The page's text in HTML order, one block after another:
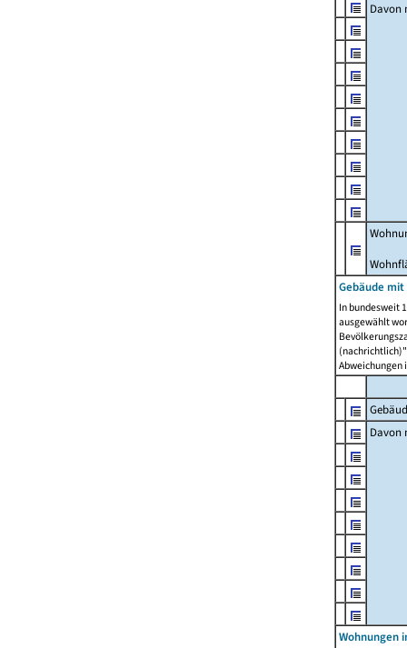
Davon
Gebäude
In bundesweit
ausgewählt
Abweichungen
Davon
Wohnungen